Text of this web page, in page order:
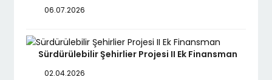
06.07.2026
Sürdürülebilir Şehirlier Projesi II Ek Finansman
02.04.2026